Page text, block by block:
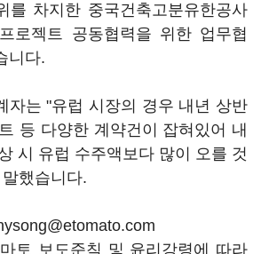
를 차지한 중국건축고분유한공사
로젝트 공동협력을 위한 업무협
니다.
자는 "유럽 시장의 경우 내년 상반
등 다양한 계약건이 잡혀있어 내
시 유럽 수주액보다 많이 오를 것
했습니다.
토 보도준칙 및 윤리강령에 따라